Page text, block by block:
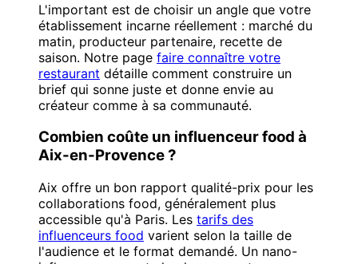
L'important est de choisir un angle que votre
établissement incarne réellement : marché du
matin, producteur partenaire, recette de
saison. Notre page faire connaître votre
restaurant détaille comment construire un
brief qui sonne juste et donne envie au
créateur comme à sa communauté.
Combien coûte un influenceur food à
Aix-en-Provence ?
Aix offre un bon rapport qualité-prix pour les
collaborations food, généralement plus
accessible qu'à Paris. Les tarifs des
influenceurs food varient selon la taille de
l'audience et le format demandé. Un nano-